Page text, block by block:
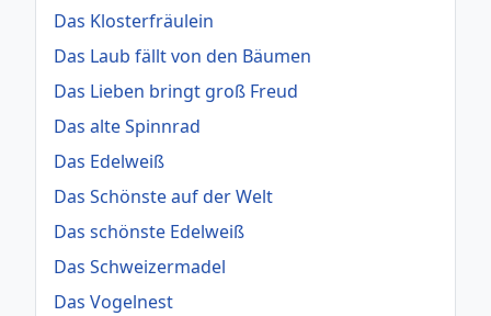
Das Klosterfräulein
Das Laub fällt von den Bäumen
Das Lieben bringt groß Freud
Das alte Spinnrad
Das Edelweiß
Das Schönste auf der Welt
Das schönste Edelweiß
Das Schweizermadel
Das Vogelnest